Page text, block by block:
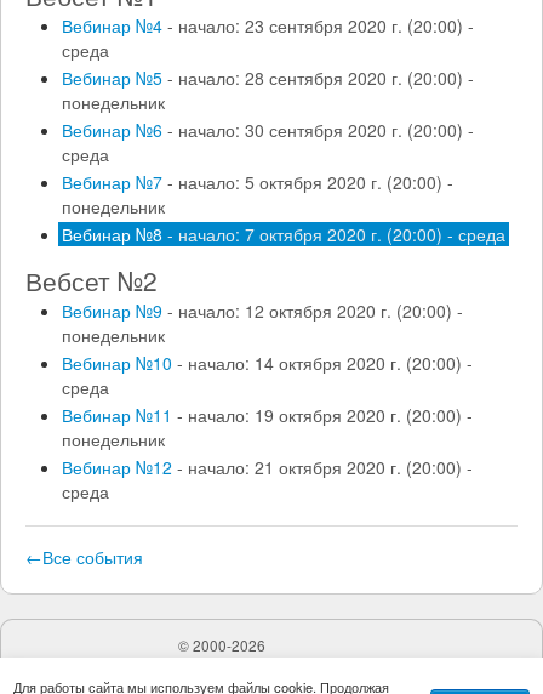
Вебинар №4 - начало: 23 сентября 2020 г. (20:00) -
среда
Вебинар №5 - начало: 28 сентября 2020 г. (20:00) -
понедельник
Вебинар №6 - начало: 30 сентября 2020 г. (20:00) -
среда
Вебинар №7 - начало: 5 октября 2020 г. (20:00) -
понедельник
Вебинар №8 - начало: 7 октября 2020 г. (20:00) - среда
Вебсет №2
Вебинар №9 - начало: 12 октября 2020 г. (20:00) -
понедельник
Вебинар №10 - начало: 14 октября 2020 г. (20:00) -
среда
Вебинар №11 - начало: 19 октября 2020 г. (20:00) -
понедельник
Вебинар №12 - начало: 21 октября 2020 г. (20:00) -
среда
←Все события
©2000-2026
Для работы сайта мы используем файлы cookie. Продолжая